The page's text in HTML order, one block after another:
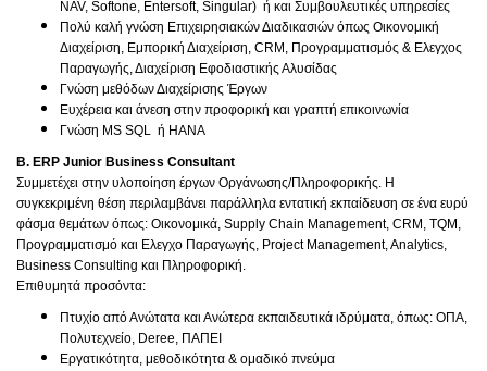
NAV, Softone, Entersoft, Singular) ή και Συμβουλευτικές υπηρεσίες
Πολύ καλή γνώση Επιχειρησιακών Διαδικασιών όπως Οικονομική
Διαχείριση, Εμπορική Διαχείριση, CRM, Προγραμματισμός & Ελεγχος
Παραγωγής, Διαχείριση Εφοδιαστικής Αλυσίδας
Γνώση μεθόδων Διαχείρισης Έργων
Ευχέρεια και άνεση στην προφορική και γραπτή επικοινωνία
Γνώση MS SQL ή ΗΑΝΑ
B. ERP Junior Business Consultant
Συμμετέχει στην υλοποίηση έργων Οργάνωσης/Πληροφορικής. Η
συγκεκριμένη θέση περιλαμβάνει παράλληλα εντατική εκπαίδευση σε ένα ευρύ
φάσμα θεμάτων όπως: Οικονομικά, Supply Chain Management, CRM, TQM,
Προγραμματισμό και Ελεγχο Παραγωγής, Project Management, Analytics,
Business Consulting και Πληροφορική.
Επιθυμητά προσόντα:
Πτυχίο από Ανώτατα και Ανώτερα εκπαιδευτικά ιδρύματα, όπως: ΟΠΑ,
Πολυτεχνείο, Deree, ΠΑΠΕΙ
Εργατικότητα, μεθοδικότητα & ομαδικό πνεύμα